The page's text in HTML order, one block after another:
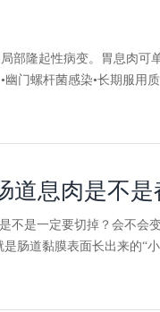
部隆起性病变。胃息肉
门螺杆菌感染•长期服用
道息肉是不是
不是一定要切掉？会不
肠道黏膜表面长出来的